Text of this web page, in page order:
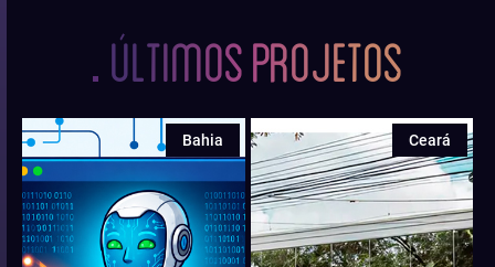
ÚLTIMOSPROJETOS
Bahia Ceará